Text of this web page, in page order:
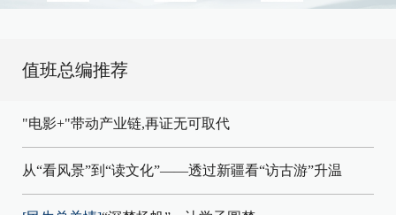
值班总编推荐
"电影+"带动产业链,再证无可取代
从“看风景”到“读文化”——透过新疆看“访古游”升温